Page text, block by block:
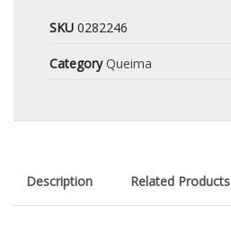
SKU 0282246
Category Queima
Description Related Products